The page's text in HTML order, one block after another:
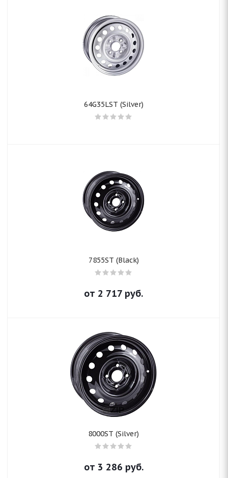
64G35LST (Silver)
7855ST (Black)
от 2 717 руб.
8000ST (Silver)
от 3 286 руб.